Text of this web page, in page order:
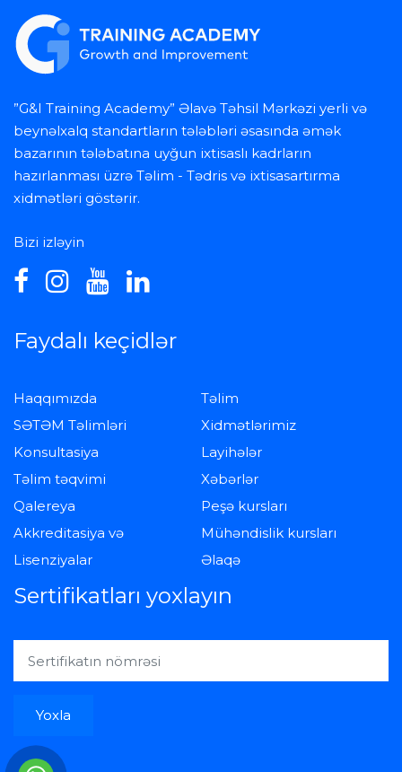
”G&I Training Academy” Əlavə Təhsil Mərkəzi yerli və
beynəlxalq standartların tələbləri əsasında əmək
bazarının tələbatına uyğun ixtisaslı kadrların
hazırlanması üzrə Təlim - Tədris və ixtisasartırma
xidmətləri göstərir.
Bizi izləyin
Faydalı keçidlər
Haqqımızda
Təlim
SƏTƏM Təlimləri
Xidmətlərimiz
Konsultasiya
Layihələr
Təlim təqvimi
Xəbərlər
Qalereya
Peşə kursları
Akkreditasiya və
Lisenziyalar
Mühəndislik kursları
Əlaqə
Sertifikatları yoxlayın
Yoxla